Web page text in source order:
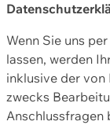
Wenn Sie uns
lassen, werden
inklusive der
zwecks
Anschlussfragen